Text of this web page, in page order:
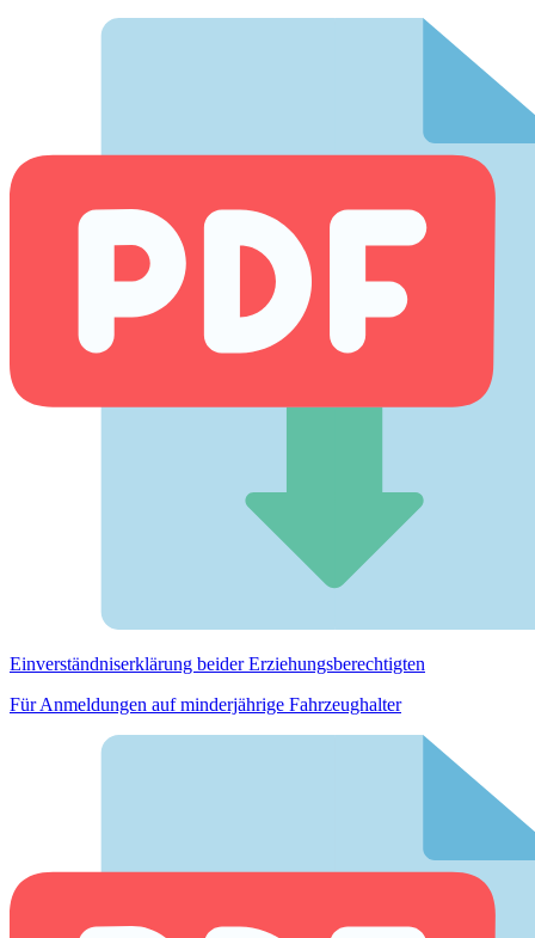
Einverständnis­erklärung beider Erziehungs­berechtigten
Für Anmeldungen auf minderjährige Fahrzeughalter